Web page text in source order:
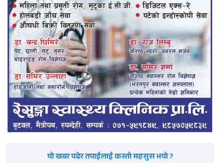
यो खबर पढेर तपाईलाई कस्तो महसुस भयो ?